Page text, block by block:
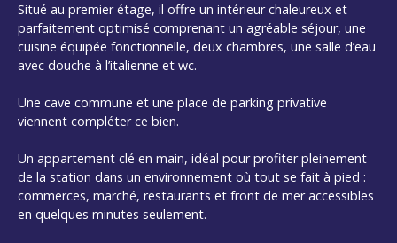
Situé au premier étage, il offre un intérieur chaleureux et
parfaitement optimisé comprenant un agréable séjour, une
cuisine équipée fonctionnelle, deux chambres, une salle d’eau
avec douche à l’italienne et wc.
Une cave commune et une place de parking privative
viennent compléter ce bien.
Un appartement clé en main, idéal pour profiter pleinement
de la station dans un environnement où tout se fait à pied :
commerces, marché, restaurants et front de mer accessibles
en quelques minutes seulement.